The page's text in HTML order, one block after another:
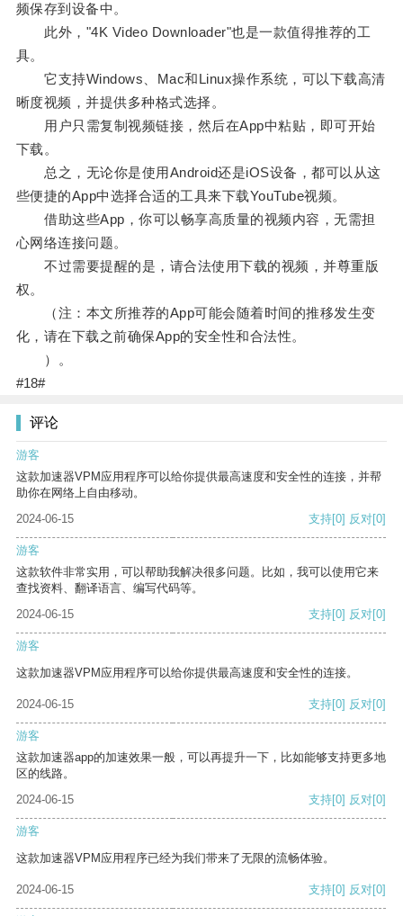
频保存到设备中。
此外，"4K Video Downloader"也是一款值得推荐的工
具。
它支持Windows、Mac和Linux操作系统，可以下载高清
晰度视频，并提供多种格式选择。
用户只需复制视频链接，然后在App中粘贴，即可开始
下载。
总之，无论你是使用Android还是iOS设备，都可以从这
些便捷的App中选择合适的工具来下载YouTube视频。
借助这些App，你可以畅享高质量的视频内容，无需担
心网络连接问题。
不过需要提醒的是，请合法使用下载的视频，并尊重版
权。
（注：本文所推荐的App可能会随着时间的推移发生变
化，请在下载之前确保App的安全性和合法性。
）。
#18#
评论
游客
这款加速器VPM应用程序可以给你提供最高速度和安全性的连接，并帮
助你在网络上自由移动。
2024-06-15
支持[0] 反对[0]
游客
这款软件非常实用，可以帮助我解决很多问题。比如，我可以使用它来
查找资料、翻译语言、编写代码等。
2024-06-15
支持[0] 反对[0]
游客
这款加速器VPM应用程序可以给你提供最高速度和安全性的连接。
2024-06-15 支持[0] 反对[0]
游客
这款加速器app的加速效果一般，可以再提升一下，比如能够支持更多地
区的线路。
2024-06-15
支持[0] 反对[0]
游客
这款加速器VPM应用程序已经为我们带来了无限的流畅体验。
2024-06-15 支持[0] 反对[0]